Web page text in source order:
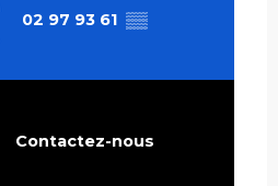
02 97 93 61 ▒▒
Contactez-nous